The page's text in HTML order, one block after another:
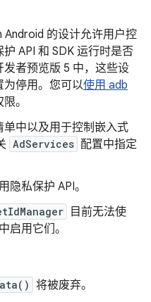
Android 的设计允许用户控
API 和 SDK 运行时是否
者预览版 5 中，这些设
为停用。您可以使用 adb
。
中以及用于控制嵌入式
AdServices 配置中指定
隐私保护 API。
目前无法使
启用它们。
将被废弃。